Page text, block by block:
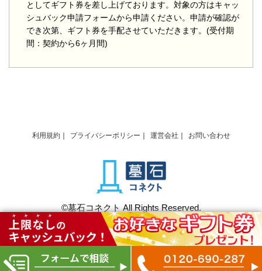
としてギフト券を差し上げております。対象の方はキャッ
シュバック申請フォームから申請ください。申請が確認が
でき次第、ギフト券を手配させていただきます。(受付期
間：契約から6ヶ月間)
利用規約 プライバシーポリシー 運営会社 お問い合わせ
©墓石コネクト All Rights Reserved.